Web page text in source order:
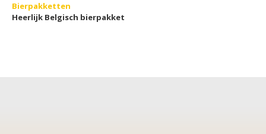
Bierpakketten
Heerlijk Belgisch bierpakket